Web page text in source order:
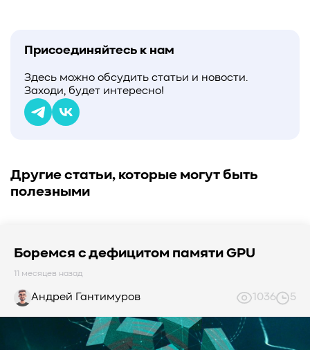
Присоединяйтесь к нам
Здесь можно обсудить статьи и новости.
Заходи, будет интересно!
Другие статьи, которые могут быть
полезными
Боремся с дефицитом памяти GPU
11 месяцев назад
Андрей Гантимуров 1036 5